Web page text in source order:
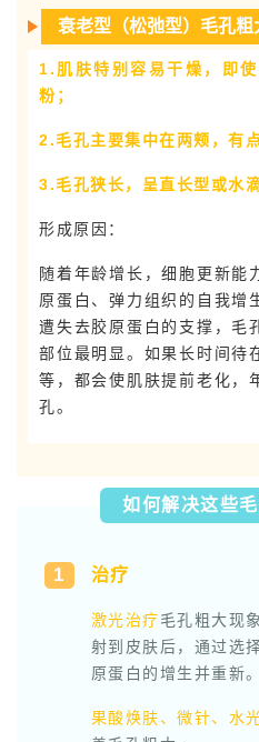
衰老型（松弛型）毛孔粗
1.肌肤特别容易干燥，即
粉；
2.毛孔主要集中在两颊，有
3.毛孔狭长，呈直长型或水滴
形成原因：
随着年龄增长，细胞更新能
原蛋白、弹力组织的自我增
遭失去胶原蛋白的支撑，毛
部位最明显。如果长时间待
等，都会使肌肤提前老化，
孔。
如何解决这些
1 治疗
激光治疗毛孔粗大现
射到皮肤后，通过选
原蛋白的增生并重新。
果酸焕肤、微针、水